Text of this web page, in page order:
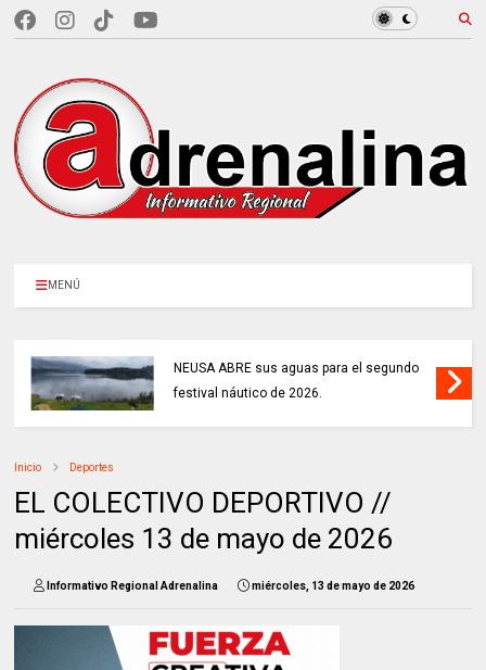
MENÚ
NEUSA ABRE sus aguas para el segundo
festival náutico de 2026.
Inicio Deportes
EL COLECTIVO DEPORTIVO //
miércoles 13 de mayo de 2026
Informativo Regional Adrenalina miércoles, 13 de mayo de 2026